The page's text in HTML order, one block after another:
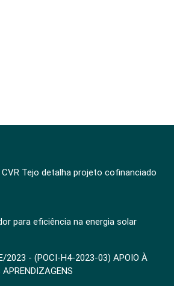
Tejo detalha projeto cofinanciado
para eficiência na energia solar
2023 - (POCI-H4-2023-03) APOIO À